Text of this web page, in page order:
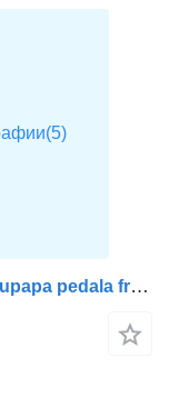
Главен вентил за сопирање MAN Supapa pedala frana 81521306275 за камион влекач MAN TGX